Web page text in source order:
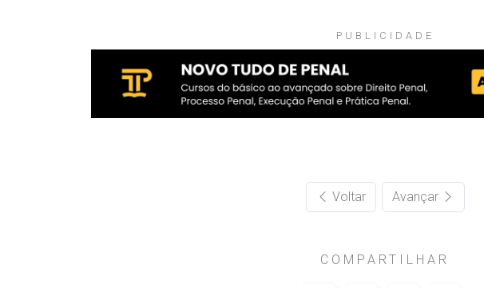
PUBLICIDADE
Voltar Avançar
COMPARTILHAR